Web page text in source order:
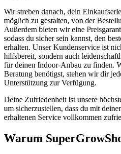
Wir streben danach, dein
möglich zu gestalten, von der
Außerdem bieten wir eine
sodass du sicher sein kannst, den
erhalten. Unser Kundenservice ist
hilfsbereit, sondern auch
für deinen Indoor-Anbau zu finden.
Beratung benötigst, stehen wir dir
Unterstützung zur Verfügung.
Deine Zufriedenheit ist unsere
um sicherzustellen, dass du mit
erhaltenen Service vollkommen
Warum